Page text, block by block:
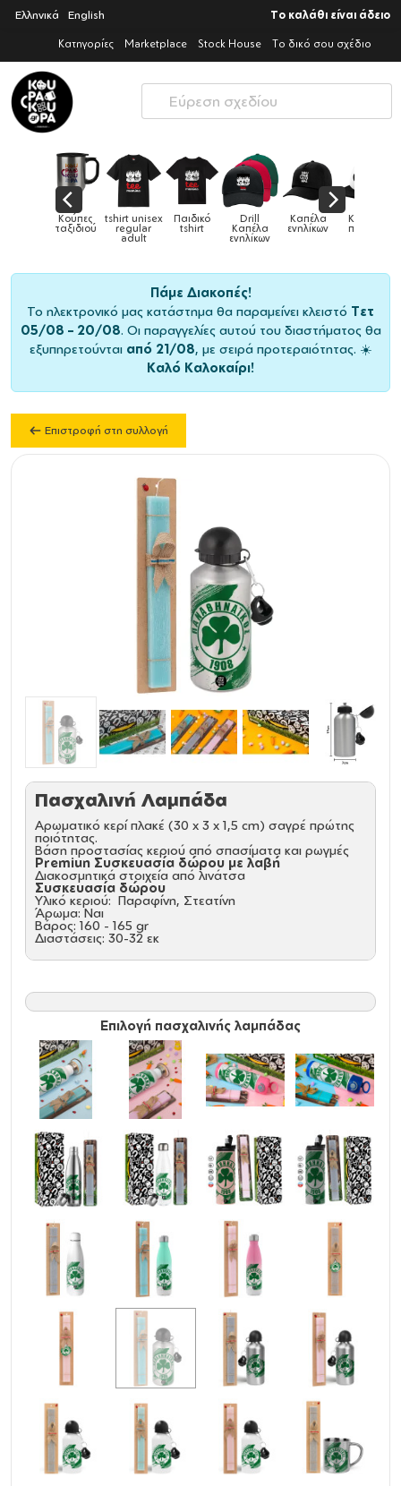
Ελληνικά English Το καλάθι είναι άδειο
Κατηγορίες Marketplace Stock House Το δικό σου σχέδιο
Κούπες
ταξιδιού
tshirt unisex
regular
adult
Παιδικό
tshirt
Drill
Καπέλα
ενηλίκων
Καπέλα
ενηλίκων
Καπέλα
παιδικά
Πάμε Διακοπές!
Το ηλεκτρονικό μας κατάστημα θα παραμείνει κλειστό Τετ
05/08 – 20/08. Οι παραγγελίες αυτού του διαστήματος θα
εξυπηρετούνται από 21/08, με σειρά προτεραιότητας. ☀️
Καλό Καλοκαίρι!
Επιστροφή στη συλλογή
Πασχαλινή Λαμπάδα
Αρωματικό κερί πλακέ (30 x 3 x 1,5 cm) σαγρέ πρώτης
ποιότητας.
Βάση προστασίας κεριού από σπασίματα και ρωγμές
Premiun Συσκευασία δώρου με λαβή
Διακοσμητικά στοιχεία από λινάτσα
Συσκευασία δώρου
Υλικό κεριού: Παραφίνη, Στεατίνη
Άρωμα: Ναι
Βάρος: 160 - 165 gr
Διαστάσεις: 30-32 εκ
Παγούρι
Μεταλλικό παγούρι αλουμινίου 500ml εξαιρετικής
είναι εξοπλισμένο με διπλό καπάκι.
Υλικό: Αλουμίνιο
Πλυντήριο πιάτων: ΟΧΙ
Χωρητικότητα: 500ml / 17oz
Φούρνος μικροκυμάτων: ΟΧΙ
Χρήση: ΖΕΣΤΑ, ΚΡΥΟ
Καλαμάκι: ΟΧΙ
Διάσταση: 16 x 7.2 cm
Καπάκι: NAI
Όξινα: ΟΧΙ
Επιλογή πασχαλινής λαμπάδας